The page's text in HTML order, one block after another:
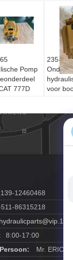
Pomp
777D
235-
voor
12460468
86315218
8:00-17:00
Mr. ERIC